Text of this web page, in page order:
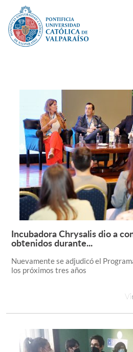
PUCV Internacional
Vinculación con el Medio
Admisión
Pregrado
Postgrado
Formación Continua
Estudiantes
Académicos
Alumni
Incubadora Chrysalis dio a
obtenidos durante...
Nuevamente se adjudicó el
los próximos tres años